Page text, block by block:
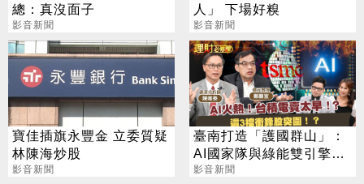
總：真沒面子
影音新聞
人」 下場好糗
影音新聞
寶佳插旗永豐金 立委質疑
林陳海炒股
影音新聞
臺南打造「護國群山」：
AI國家隊與綠能雙引擎的
未來戰略
影音新聞